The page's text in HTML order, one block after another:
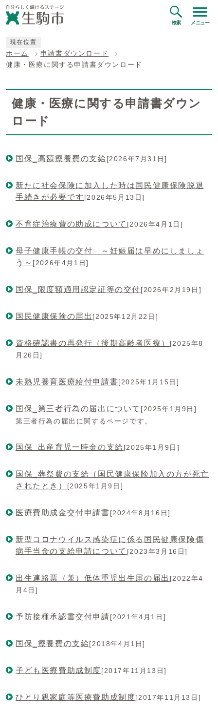
検索 メニュー
現在位置
ホーム
申請書ダウンロード
健康・医療に関する申請書ダウンロード
健康・医療に関する申請書ダウン
ロード
国保_高額療養費の支給 [2026年7月31日]
新たに社会保険に加入した時は国民健康保険脱退
手続きが必要です [2026年5月13日]
不育症治療費の助成について [2026年4月1日]
母子健康手帳の交付 ～妊娠届は早めにしましょ
う～ [2026年4月1日]
国保_限度額適用認定証等の交付[2026年2月19日]
国民健康保険の届出 [2025年12月22日]
資格確認書の再発行（後期高齢者医療）
[2025年8
月26日]
未熟児養育医療給付申請書[2025年1月15日]
国保_第三者行為の届出について [2025年1月9日]
第三者行為の届出に関するページです。
国保_出産育児一時金の支給 [2025年1月9日]
国保_葬祭費の支給（国民健康保険加入の方が死亡
されたとき）
[2025年1月9日]
医療費助成金交付申請書[2024年8月16日]
新型コロナウイルス感染症に係る国民健康保険傷
病手当金の支給申請について [2023年3月16日]
出生連絡票（兼）低体重児出生届の届出 [2022年4
月4日]
予防接種承認書交付申請[2021年4月1日]
国保_療養費の支給[2018年4月1日]
子ども医療費助成制度[2017年11月13日]
ひとり親家庭等医療費助成制度[2017年11月13日]